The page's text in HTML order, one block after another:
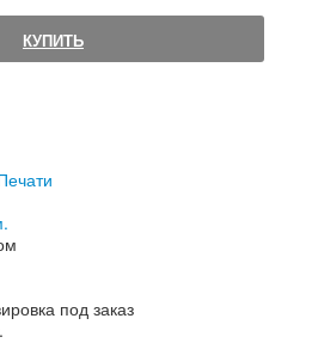
КУПИТЬ
под заказ